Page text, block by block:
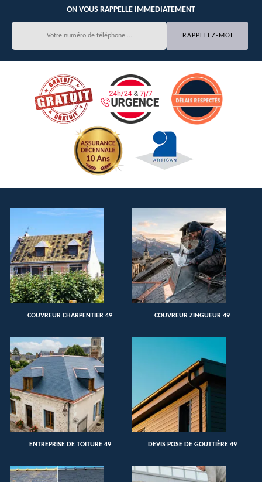
ON VOUS RAPPELLE IMMEDIATEMENT
COUVREUR CHARPENTIER 49 COUVREUR ZINGUEUR 49
ENTREPRISE DE TOITURE 49 DEVIS POSE DE GOUTTIÈRE 49